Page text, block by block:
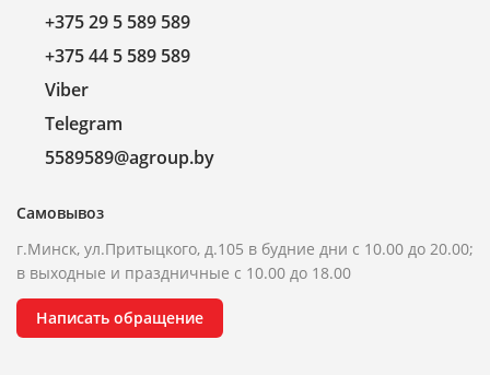
+375 29 5 589 589
+375 44 5 589 589
Viber
Telegram
5589589@agroup.by
Самовывоз
г.Минск, ул.Притыцкого, д.105 в будние дни с 10.00 до 20.00;
в выходные и праздничные с 10.00 до 18.00
Написать обращение